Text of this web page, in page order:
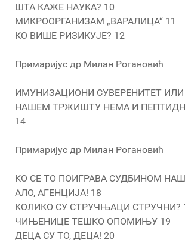
ШТА КАЖЕ НАУКА? 10
МИКРООРГАНИЗАМ „ВАРАЛИЦА“ 11
КО ВИШЕ РИЗИКУЈЕ? 12
Примаријус др Милан Рогановић
ИМУНИЗАЦИОНИ СУВЕРЕНИТЕТ
НАШЕМ ТРЖИШТУ НЕМА И
14
Примаријус др Милан Рогановић
КО СЕ ТО ПОИГРАВА СУДБИНОМ
АЛО, АГЕНЦИЈА! 18
КОЛИКО СУ СТРУЧЊАЦИ СТРУЧНИ?
ЧИЊЕНИЦЕ ТЕШКО ОПОМИЊУ 19
ДЕЦА СУ ТО, ДЕЦА! 20